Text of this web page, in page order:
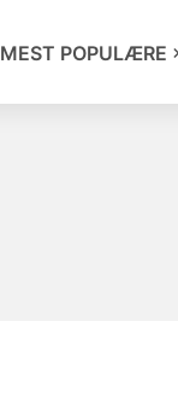
MEST POPULÆRE